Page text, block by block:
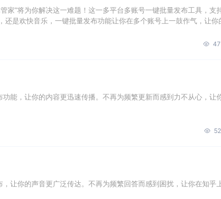
家”将为你解决这一难题！这一多平台多账号一键批量发布工具，支
是欢快音乐，一键批量发布功能让你在多个账号上一鼓作气，让你
能，让你的内容更迅速传播。不再为频繁更新而感到力不从心，让
让你的声音更广泛传达。不再为频繁回答而感到困扰，让你在知乎